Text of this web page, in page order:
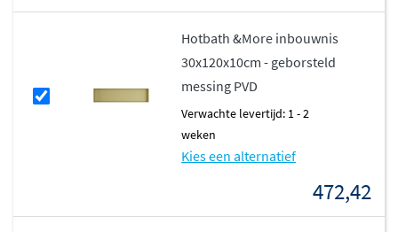
Hotbath &More inbouwnis
30x120x10cm - geborsteld
messing PVD
Verwachte levertijd: 1 - 2
weken
Kies een alternatief
472,42